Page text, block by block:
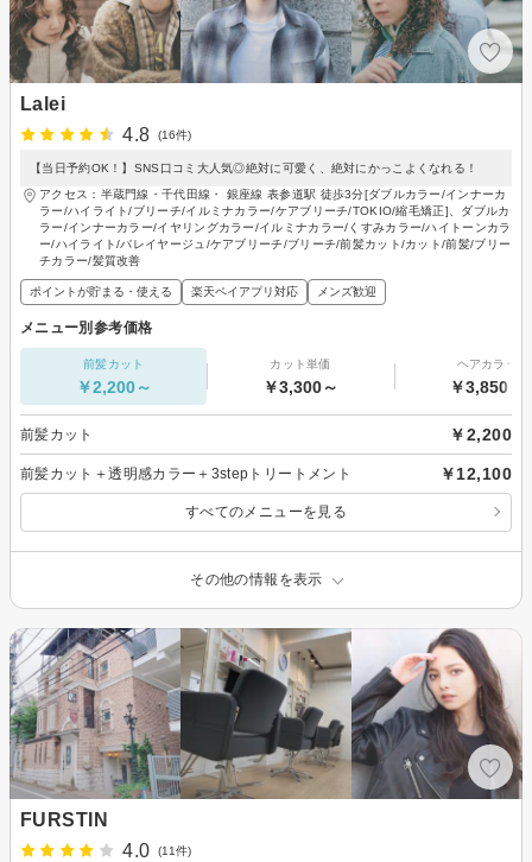
Lalei
4.8
(16件)
【当日予約OK！】SNS口コミ大人気◎絶対に可愛く、絶対にかっこよくなれる！
アクセス：半蔵門線・千代田線・ 銀座線 表参道駅 徒歩3分[ダブルカラー/インナーカ
ラー/ハイライト/ブリーチ/イルミナカラー/ケアブリーチ/TOKIO/縮毛矯正]、ダブルカ
ラー/インナーカラー/イヤリングカラー/イルミナカラー/くすみカラー/ハイトーンカラ
ー/ハイライト/バレイヤージュ/ケアブリーチ/ブリーチ/前髪カット/カット/前髪/ブリー
チカラー/髪質改善
ポイントが貯まる・使える 楽天ペイアプリ対応 メンズ歓迎
メニュー別参考価格
前髪カット
￥2,200～
カット単価
￥3,300～
ヘアカラー
￥3,850～
前髪カット ￥2,200
前髪カット＋透明感カラー＋3stepトリートメント ￥12,100
すべてのメニューを見る
その他の情報を表示
FURSTIN
4.0
(11件)